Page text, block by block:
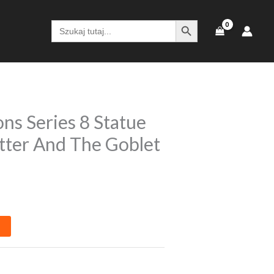
Search
for:
SEARCH BUTTON
Series 8 Statue
And The Goblet